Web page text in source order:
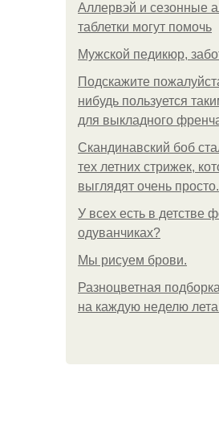
Аллервэй и сезонные
таблетки могут помочь
Мужской педикюр,
Подскажите
нибудь пользуется
для выкладного
Скандинавский боб
тех летних стрижек,
выглядят очень просто.
У всех есть в детстве
одуванчиках?
Мы рисуем брови.
Разноцветная
на каждую неделю лета